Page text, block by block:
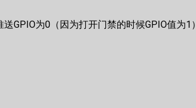
GPIO为0（因为打开门禁的时候GPIO值为1）